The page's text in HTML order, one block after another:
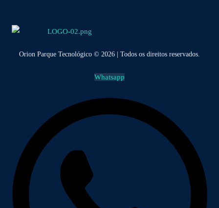
Orion Parque Tecnológico © 2026 | Todos os direitos reservados.
Whatsapp